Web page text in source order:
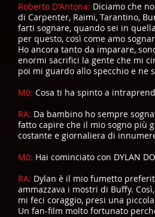
Roberto D'Antona: Diciamo che
di Carpenter, Raimi, Tarantino,
farti sognare, quando sei in
per questo, così come amo
Ho ancora tanto da imparare,
enormi sacrifici la gente che mi
poi mi guardo allo specchio e ne
M0: Cosa ti ha spinto a
RA: Da bambino ho sempre
fatto capire che il mio sogno più
costante e giornaliera di
M0: Hai cominciato con DYLAN
RA: Dylan è il mio fumetto
ammazzava i mostri di Buffy.
mi feci coraggio, presi una
Un fan-film molto fortunato